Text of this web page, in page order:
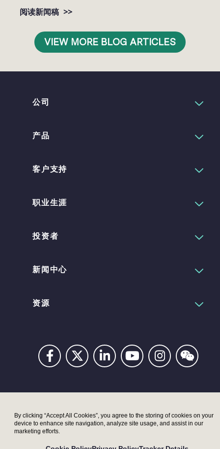
By clicking “Accept All Cookies”, you agree to the storing of cookies on your
device to enhance site navigation, analyze site usage, and assist in our
marketing efforts.
阅读新闻稿 >>
VIEW MORE BLOG ARTICLES
公司
产品
客户支持
职业生涯
投资者
新闻中心
资源
Accessibility
Statement
Modern
Slavery